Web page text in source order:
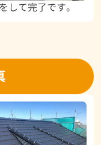
して完了です。